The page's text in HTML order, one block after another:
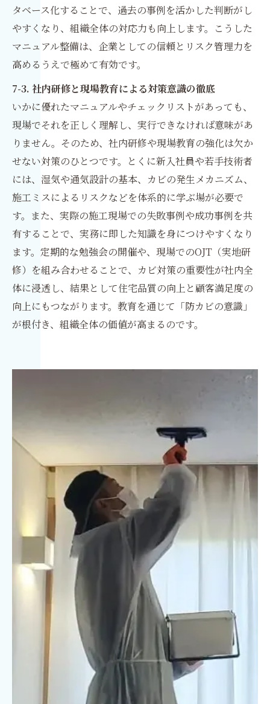
タベース化することで、過去の事例を活かした判断がし
やすくなり、組織全体の対応力も向上します。こうした
マニュアル整備は、企業としての信頼とリスク管理力を
高めるうえで極めて有効です。
7-3. 社内研修と現場教育による対策意識の徹底
いかに優れたマニュアルやチェックリストがあっても、
現場でそれを正しく理解し、実行できなければ意味があ
りません。そのため、社内研修や現場教育の強化は欠か
せない対策のひとつです。とくに新入社員や若手技術者
には、湿気や通気設計の基本、カビの発生メカニズム、
施工ミスによるリスクなどを体系的に学ぶ場が必要で
す。また、実際の施工現場での失敗事例や成功事例を共
有することで、実務に即した知識を身につけやすくなり
ます。定期的な勉強会の開催や、現場でのOJT（実地研
修）を組み合わせることで、カビ対策の重要性が社内全
体に浸透し、結果として住宅品質の向上と顧客満足度の
向上にもつながります。教育を通じて「防カビの意識」
が根付き、組織全体の価値が高まるのです。